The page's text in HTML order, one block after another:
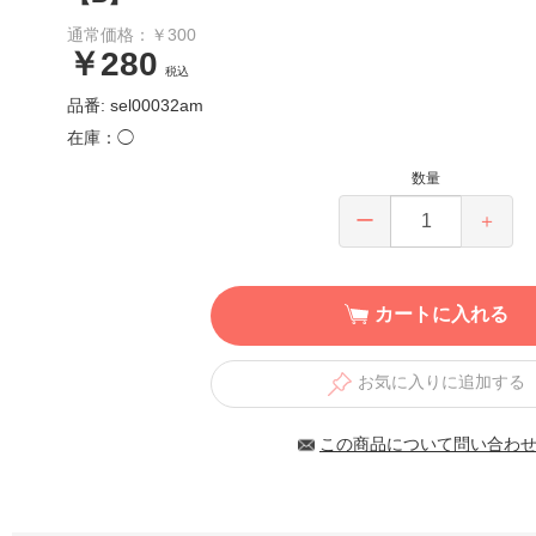
通常価格：￥300
￥280 税込
品番: sel00032am
在庫：◯
数量
ー ＋
カートに入れる
お気に入りに追加する
この商品について問い合わ